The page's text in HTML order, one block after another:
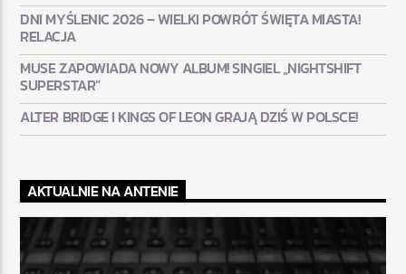
DNI MYŚLENIC 2026 – WIELKI POWRÓT ŚWIĘTA MIASTA!
RELACJA
MUSE ZAPOWIADA NOWY ALBUM! SINGIEL „NIGHTSHIFT
SUPERSTAR”
ALTER BRIDGE I KINGS OF LEON GRAJĄ DZIŚ W POLSCE!
AKTUALNIE NA ANTENIE